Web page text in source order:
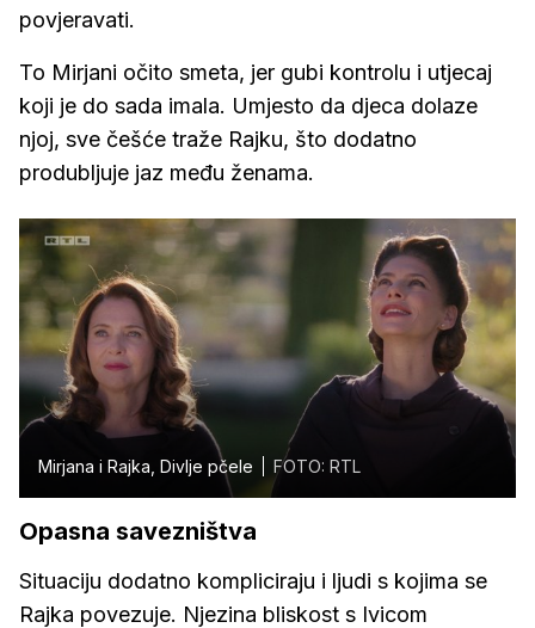
povjeravati.
To Mirjani očito smeta, jer gubi kontrolu i utjecaj
koji je do sada imala. Umjesto da djeca dolaze
njoj, sve češće traže Rajku, što dodatno
produbljuje jaz među ženama.
Mirjana i Rajka, Divlje pčele FOTO: RTL
Opasna savezništva
Situaciju dodatno kompliciraju i ljudi s kojima se
Rajka povezuje. Njezina bliskost s Ivicom